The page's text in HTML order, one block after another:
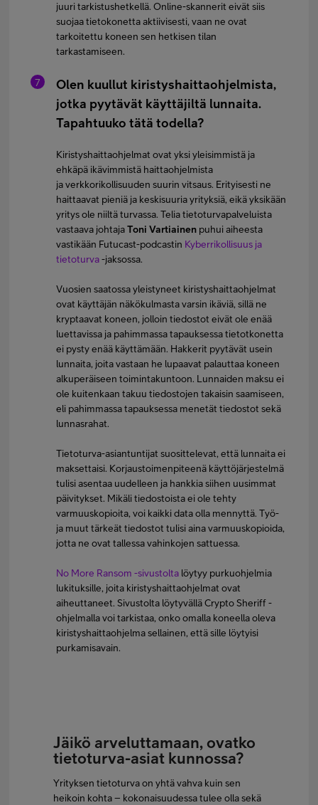
juuri tarkistushetkellä. Online-skannerit eivät siis
suojaa tietokonetta aktiivisesti, vaan ne ovat
tarkoitettu koneen sen hetkisen tilan
tarkastamiseen.
Olen kuullut kiristyshaittaohjelmista,
jotka pyytävät käyttäjiltä lunnaita.
Tapahtuuko tätä todella?
Kiristyshaittaohjelmat ovat yksi yleisimmistä ja
ehkäpä ikävimmistä haittaohjelmista
ja verkkorikollisuuden suurin vitsaus. Erityisesti ne
haittaavat pieniä ja keskisuuria yrityksiä, eikä yksikään
yritys ole niiltä turvassa. Telia tietoturvapalveluista
vastaava johtajaToni Vartiainen puhui aiheesta
vastikään Futucast-podcastin Kyberrikollisuus ja
tietoturva-jaksossa.
Vuosien saatossa yleistyneet kiristyshaittaohjelmat
ovat käyttäjän näkökulmasta varsin ikäviä, sillä ne
kryptaavat koneen, jolloin tiedostot eivät ole enää
luettavissa ja pahimmassa tapauksessa tietotkonetta
ei pysty enää käyttämään. Hakkerit pyytävät usein
lunnaita, joita vastaan he lupaavat palauttaa koneen
alkuperäiseen toimintakuntoon. Lunnaiden maksu ei
ole kuitenkaan takuu tiedostojen takaisin saamiseen,
eli pahimmassa tapauksessa menetät tiedostot sekä
lunnasrahat.
Tietoturva-asiantuntijat suosittelevat, että lunnaita ei
maksettaisi. Korjaustoimenpiteenä käyttöjärjestelmä
tulisi asentaa uudelleen ja hankkia siihen uusimmat
päivitykset. Mikäli tiedostoista ei ole tehty
varmuuskopioita, voi kaikki data olla mennyttä. Työ-
ja muut tärkeät tiedostot tulisi aina varmuuskopioida,
jotta ne ovat tallessa vahinkojen sattuessa.
No More Ransom -sivustolta löytyy purkuohjelmia
lukituksille, joita kiristyshaittaohjelmat ovat
aiheuttaneet. Sivustolta löytyvällä Crypto Sheriff -
ohjelmalla voi tarkistaa, onko omalla koneella oleva
kiristyshaittaohjelma sellainen, että sille löytyisi
purkamisavain.
Jäikö arveluttamaan, ovatko
tietoturva-asiat kunnossa?
Yrityksen tietoturva on yhtä vahva kuin sen
heikoin kohta – kokonaisuudessa tulee olla sekä